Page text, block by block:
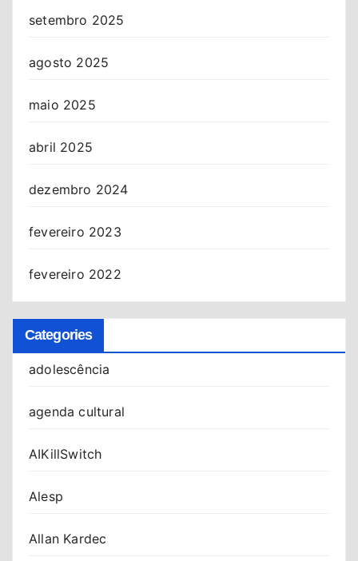
setembro 2025
agosto 2025
maio 2025
abril 2025
dezembro 2024
fevereiro 2023
fevereiro 2022
Categories
adolescência
agenda cultural
AIKillSwitch
Alesp
Allan Kardec